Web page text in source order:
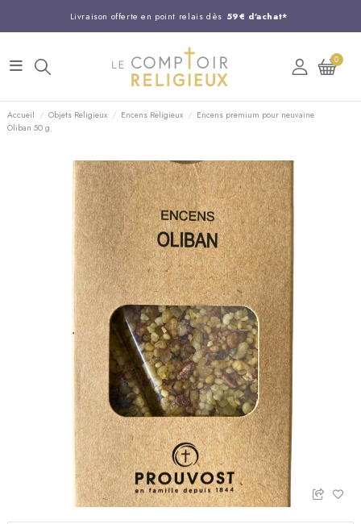
Livraison offerte en point relais dès 59€ d'achat*
Entreprise Française familiale
Support client disponible au 03 20 24 74 15
Commandez avant 14H, expédition le jour même !
0
Accueil Objets Religieux Encens Religieux
Encens premium pour neuvaine
Oliban 50 g